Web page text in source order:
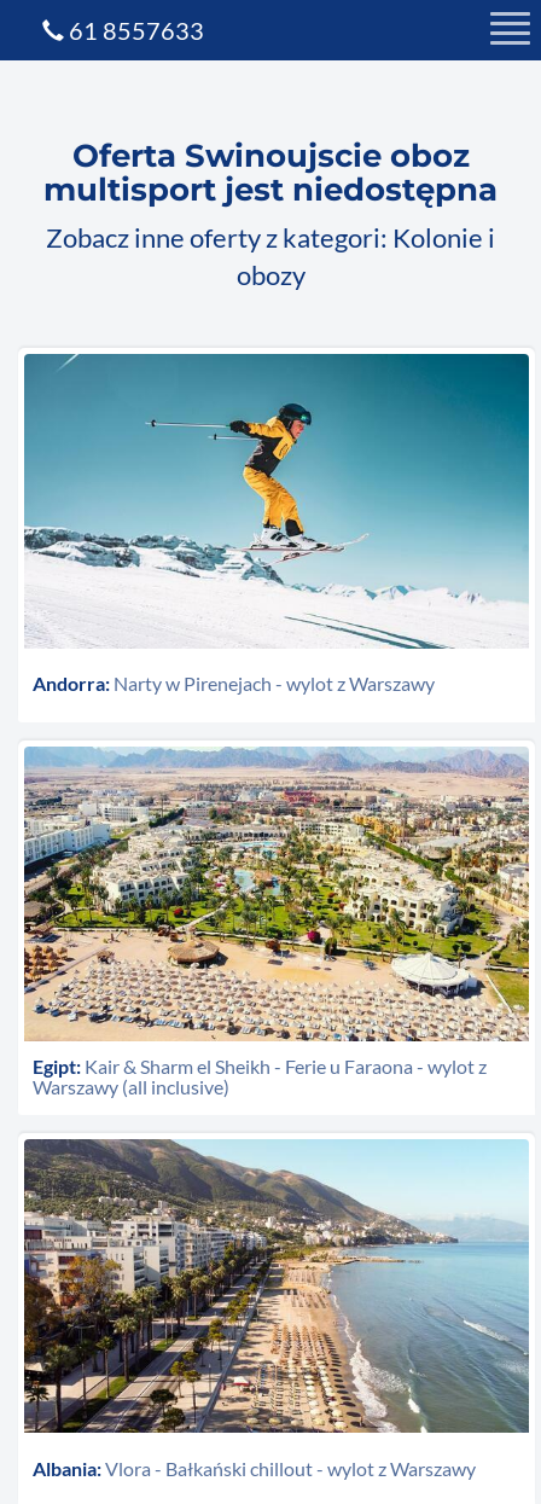
Oferta Swinoujscie oboz
multisport jest niedostępna
Zobacz inne oferty z kategori: Kolonie i
obozy
Andorra: Narty w Pirenejach - wylot z Warszawy
Egipt: Kair & Sharm el Sheikh - Ferie u Faraona - wylot z
Warszawy (all inclusive)
Albania:Vlora - Bałkański chillout - wylot z Warszawy
61 8557633